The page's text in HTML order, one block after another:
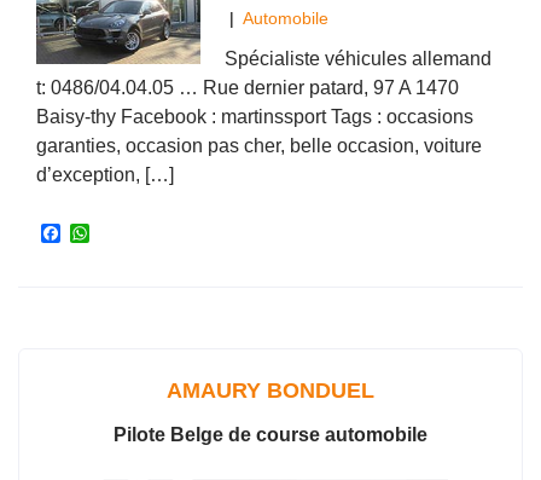
| Automobile
Spécialiste véhicules allemand
t: 0486/04.04.05 … Rue dernier patard, 97 A 1470
Baisy-thy Facebook : martinssport Tags : occasions
garanties, occasion pas cher, belle occasion, voiture
d’exception, […]
F
AMAURY BONDUEL
Pilote Belge de course automobile